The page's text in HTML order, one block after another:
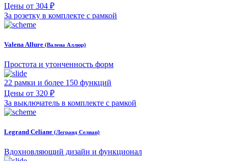
Цены от 304 ₽
За розетку в комплекте с рамкой
Valena Allure (Валена Аллюр)
Простота и утонченность форм
22 рамки и более 150 функций
Цены от 320 ₽
За выключатель в комплекте с рамкой
Legrand Celiane (Легранд Селиан)
Вдохновляющий дизайн и функционал